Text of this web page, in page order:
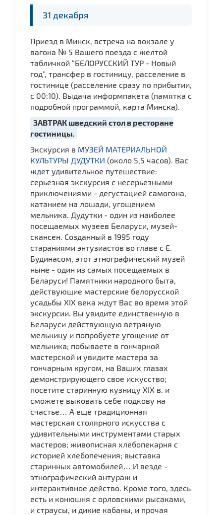
31 декабря
Приезд в Минск, встреча на вокзале у
вагона № 5 Вашего поезда с желтой
табличкой “БЕЛОРУССКИЙ ТУР - Новый
год”, трансфер в гостиницу, расселение в
гостинице (расселение сразу по прибытии,
с 00:10). Выдача информпакета (памятка с
подробной программой, карта Минска).
ЗАВТРАК шведский стол в ресторане
гостиницы.
Экскурсия в МУЗЕЙ МАТЕРИАЛЬНОЙ
КУЛЬТУРЫ ДУДУТКИ (около 5,5 часов). Вас
ждет удивительное путешествие:
серьезная экскурсия с несерьезными
приключениями - дегустацией самогона,
катанием на лошади, угощением
мельника. Дудутки - один из наиболее
посещаемых музеев Беларуси, музей-
скансен. Созданный в 1995 году
стараниями энтузиастов во главе с Е.
Будинасом, этот этнографический музей
ныне - один из самых посещаемых в
Беларуси! Памятники народного быта,
действующие мастерские белорусской
усадьбы XIX века ждут Вас во время этой
экскурсии. Вы увидите единственную в
Беларуси действующую ветряную
мельницу и попробуете угощение от
мельника; побываете в гончарной
мастерской и увидите мастера за
гончарным кругом, на Ваших глазах
демонстрирующего свое искусство;
посетите старинную кузницу XIX в. и
сможете выковать себе подкову на
счастье… А еще традиционная
мастерская столярного искусства с
удивительными инструментами старых
мастеров; живописная хлебопекарня с
историей хлебопечения; выставка
старинных автомобилей… И везде -
этнографический антураж и
интерактивное действо. Кроме того, здесь
есть и конюшня с орловскими рысаками,
и страусы, и дикие кабаны, и прочая